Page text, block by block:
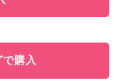
購入